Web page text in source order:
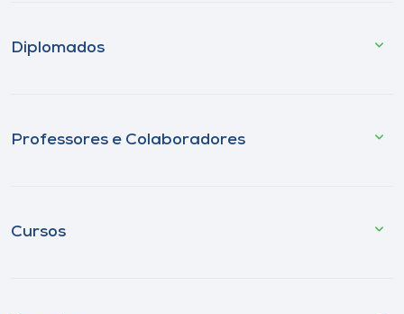
Diplomados
Professores e Colaboradores
Cursos